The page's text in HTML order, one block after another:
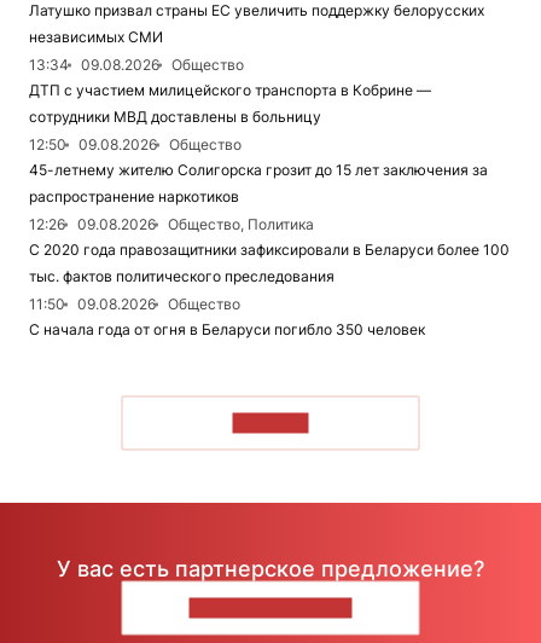
Латушко призвал страны ЕС увеличить поддержку белорусских
независимых СМИ
13:34
09.08.2026
Общество
ДТП с участием милицейского транспорта в Кобрине —
сотрудники МВД доставлены в больницу
12:50
09.08.2026
Общество
45-летнему жителю Солигорска грозит до 15 лет заключения за
распространение наркотиков
12:26
09.08.2026
Общество, Политика
С 2020 года правозащитники зафиксировали в Беларуси более 100
тыс. фактов политического преследования
11:50
09.08.2026
Общество
С начала года от огня в Беларуси погибло 350 человек
У вас есть партнерское предложение?